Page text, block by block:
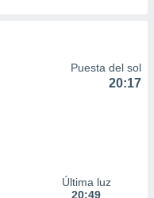
Puesta del sol
20:17
Última luz
20:49